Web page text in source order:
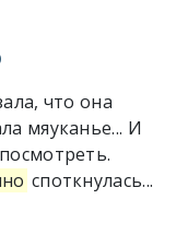
что она
мяуканье... И
споткнулась...